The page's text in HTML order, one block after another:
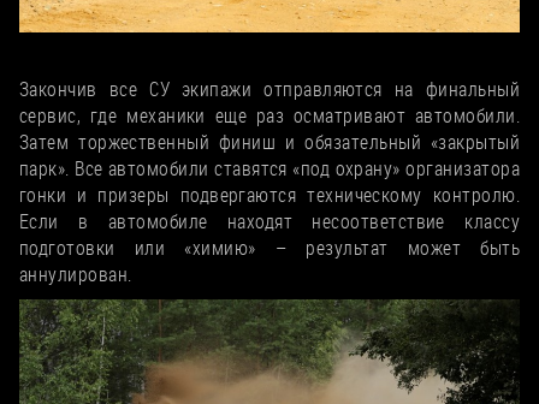
Закончив все СУ экипажи отправляются на финальный
сервис, где механики еще раз осматривают автомобили.
Затем торжественный финиш и обязательный «закрытый
парк». Все автомобили ставятся «под охрану» организатора
гонки и призеры подвергаются техническому контролю.
Если в автомобиле находят несоответствие классу
подготовки или «химию» – результат может быть
аннулирован.